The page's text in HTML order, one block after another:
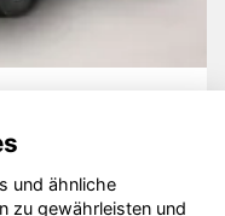
und ähnliche
zu gewährleisten und